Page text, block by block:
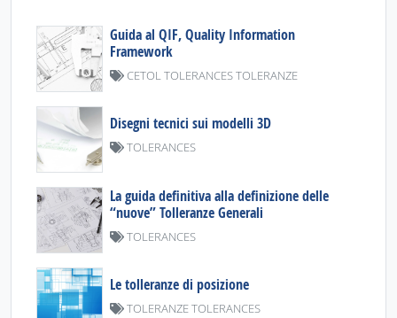
Guida al QIF, Quality Information
Framework
CETOL TOLERANCES TOLERANZE
Disegni tecnici sui modelli 3D
TOLERANCES
La guida definitiva alla definizione delle
“nuove” Tolleranze Generali
TOLERANCES
Le tolleranze di posizione
TOLERANZE TOLERANCES